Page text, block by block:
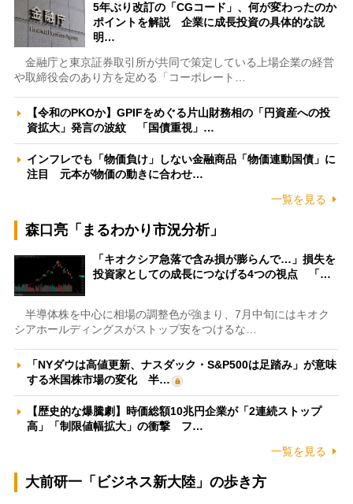
5年ぶり改訂の「CGコード」、何が変わったのか
ポイントを解説 企業に成長投資の具体的な説
明…
金融庁と東京証券取引所が共同で策定している上場企業の経営
や取締役会のあり方を定める「コーポレート…
【令和のPKOか】GPIFをめぐる片山財務相の「円資産への投
資拡大」発言の波紋 「国債重視」…
インフレでも「物価負け」しない金融商品「物価連動国債」に
注目 元本が物価の動きに合わせ…
一覧を見る
森口亮「まるわかり市況分析」
「キオクシア急落で含み損が膨らんで…」損失を
投資家としての成長につなげる4つの視点 「…
半導体株を中心に相場の調整色が強まり、7月中旬にはキオク
シアホールディングスがストップ安をつけるな…
「NYダウは高値更新、ナスダック・S&P500は足踏み」が意味
する米国株市場の変化 半…
【歴史的な爆騰劇】時価総額10兆円企業が「2連続ストップ
高」「制限値幅拡大」の衝撃 フ…
一覧を見る
大前研一「ビジネス新大陸」の歩き方